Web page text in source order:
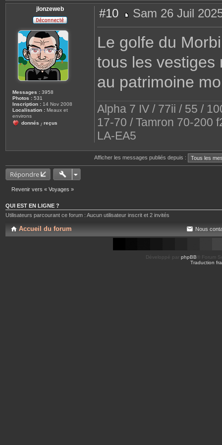
jlonzeweb
Messages : 3958
Photos : 531
Inscription : 14 Nov 2008
Localisation : Meaux et
environs
donnés / reçus
#10
e
a
Sam 26 Juil
Le golfe du
tous les vestiges
au patrimoine
Alpha 7 IV / 77ii / 55 /
17-70 / Tamron 70-200
LA-EA5
Afficher les messages publiés depuis :
Répondre
Revenir vers « Voyages »
QUI EST EN LIGNE ?
Utilisateurs parcourant ce forum : Aucun utilisateur inscrit et 2 invités
Accueil du forum Nous
Développé par phpBB ® Forum
Traduction